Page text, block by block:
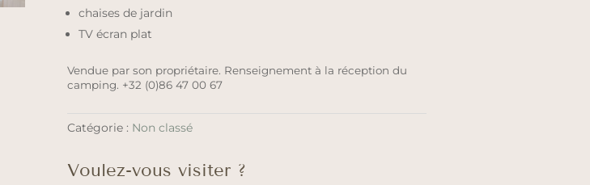
chaises de jardin
TV écran plat
Vendue par son propriétaire. Renseignement à la réception du
camping. +32 (0)86 47 00 67
Catégorie : Non classé
Voulez-vous visiter ?